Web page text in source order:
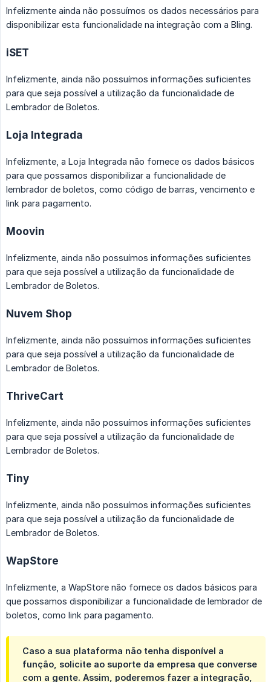
Infelizmente ainda não possuímos os dados necessários para
disponibilizar esta funcionalidade na integração com a Bling.
iSET
Infelizmente, ainda não possuímos informações suficientes
para que seja possível a utilização da funcionalidade de
Lembrador de Boletos.
Loja Integrada
Infelizmente, a Loja Integrada não fornece os dados básicos
para que possamos disponibilizar a funcionalidade de
lembrador de boletos, como código de barras, vencimento e
link para pagamento.
Moovin
Infelizmente, ainda não possuímos informações suficientes
para que seja possível a utilização da funcionalidade de
Lembrador de Boletos.
Nuvem Shop
Infelizmente, ainda não possuímos informações suficientes
para que seja possível a utilização da funcionalidade de
Lembrador de Boletos.
ThriveCart
Infelizmente, ainda não possuímos informações suficientes
para que seja possível a utilização da funcionalidade de
Lembrador de Boletos.
Tiny
Infelizmente, ainda não possuímos informações suficientes
para que seja possível a utilização da funcionalidade de
Lembrador de Boletos.
WapStore
Infelizmente, a WapStore não fornece os dados básicos para
que possamos disponibilizar a funcionalidade de lembrador de
boletos, como link para pagamento.
Caso a sua plataforma não tenha disponível a
função, solicite ao suporte da empresa que converse
com a gente. Assim, poderemos fazer a integração,